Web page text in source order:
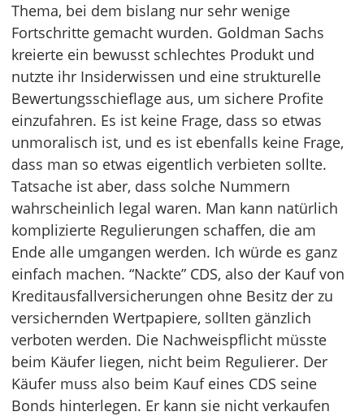
Thema, bei dem bislang nur sehr wenige
Fortschritte gemacht wurden. Goldman Sachs
kreierte ein bewusst schlechtes Produkt und
nutzte ihr Insiderwissen und eine strukturelle
Bewertungsschieflage aus, um sichere Profite
einzufahren. Es ist keine Frage, dass so etwas
unmoralisch ist, und es ist ebenfalls keine Frage,
dass man so etwas eigentlich verbieten sollte.
Tatsache ist aber, dass solche Nummern
wahrscheinlich legal waren. Man kann natürlich
komplizierte Regulierungen schaffen, die am
Ende alle umgangen werden. Ich würde es ganz
einfach machen. “Nackte” CDS, also der Kauf von
Kreditausfallversicherungen ohne Besitz der zu
versichernden Wertpapiere, sollten gänzlich
verboten werden. Die Nachweispflicht müsste
beim Käufer liegen, nicht beim Regulierer. Der
Käufer muss also beim Kauf eines CDS seine
Bonds hinterlegen. Er kann sie nicht verkaufen